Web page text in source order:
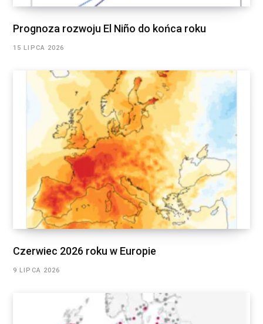
Prognoza rozwoju El Niño do końca roku
15 LIPCA 2026
Czerwiec 2026 roku w Europie
9 LIPCA 2026